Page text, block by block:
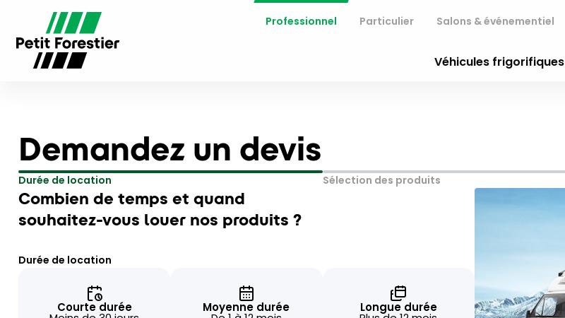
Professionnel Particulier Salons & événementiel
Véhicules frigorifiques
Demandez un devis
Durée de location Sélection des produits
Combien de temps et quand
souhaitez-vous louer nos produits ?
Durée de location
Courte durée Moyenne durée Longue durée